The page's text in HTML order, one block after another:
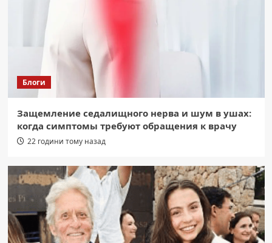
Блоги
Защемление седалищного нерва и шум в ушах:
когда симптомы требуют обращения к врачу
22 години тому назад